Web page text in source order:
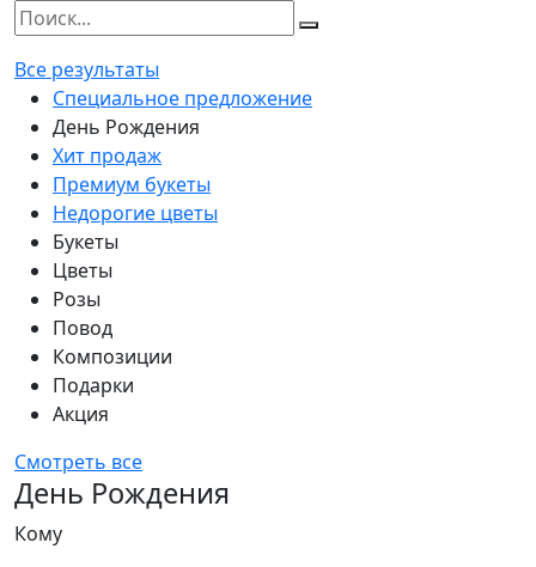
Все результаты
Специальное предложение
День Рождения
Хит продаж
Премиум букеты
Недорогие цветы
Букеты
Цветы
Розы
Повод
Композиции
Подарки
Акция
Смотреть все
День Рождения
Кому